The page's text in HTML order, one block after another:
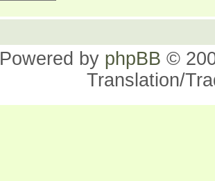
Powered by phpBB ©
Translation/